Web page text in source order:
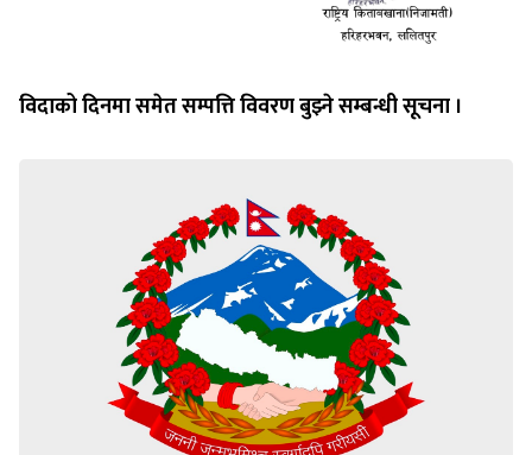
विदाको दिनमा समेत सम्पत्ति विवरण बुझ्ने सम्बन्धी सूचना ।